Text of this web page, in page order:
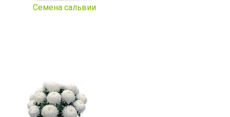
Семена сальвии